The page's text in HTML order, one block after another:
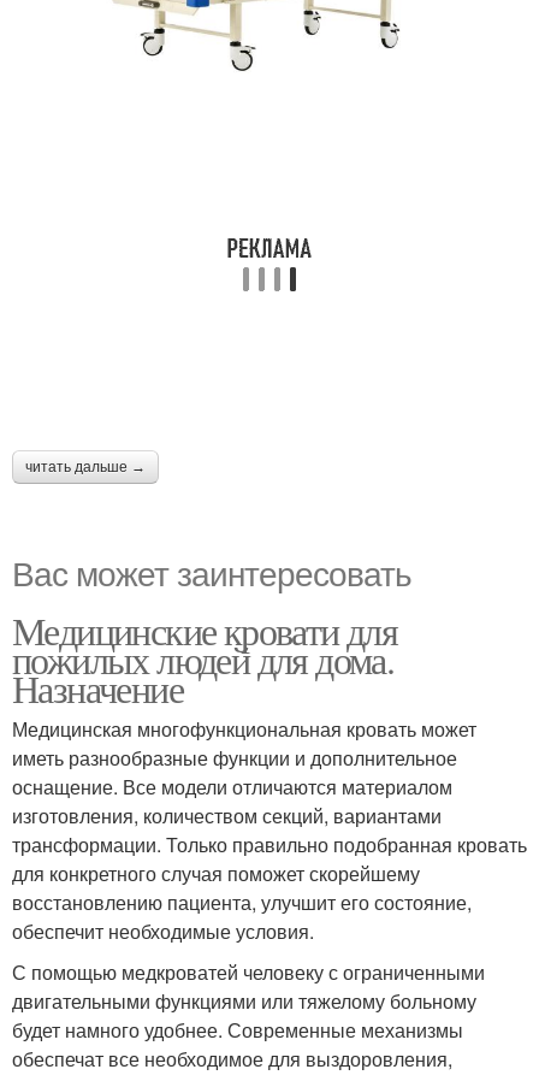
читать дальше →
Вас может заинтересовать
Медицинские кровати для
пожилых людей для дома.
Назначение
Медицинская многофункциональная кровать может
иметь разнообразные функции и дополнительное
оснащение. Все модели отличаются материалом
изготовления, количеством секций, вариантами
трансформации. Только правильно подобранная кровать
для конкретного случая поможет скорейшему
восстановлению пациента, улучшит его состояние,
обеспечит необходимые условия.
С помощью медкроватей человеку с ограниченными
двигательными функциями или тяжелому больному
будет намного удобнее. Современные механизмы
обеспечат все необходимое для выздоровления,